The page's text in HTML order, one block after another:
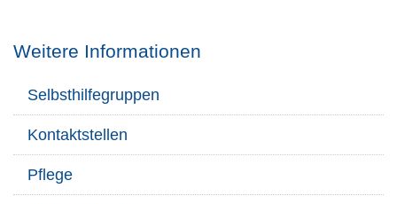
Weitere Informationen
Selbsthilfegruppen
Kontaktstellen
Pflege